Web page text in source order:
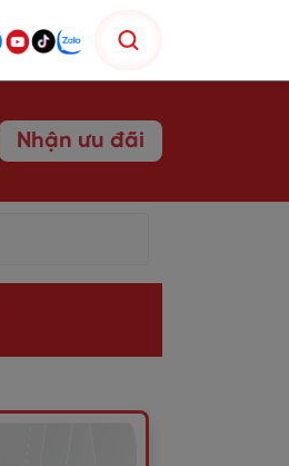
Nhận ưu đãi